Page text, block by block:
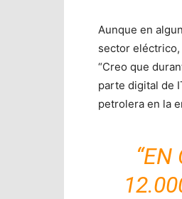
Aunque en
sector eléctrico,
“Creo que
parte digital de
petrolera en la